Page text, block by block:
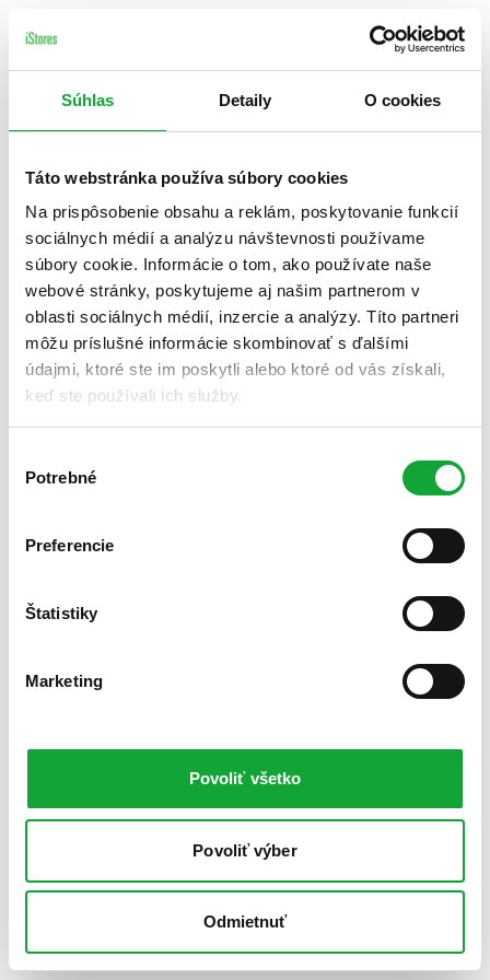
Súhlas Detaily O cookies
Táto webstránka používa súbory cookies
Na prispôsobenie obsahu a reklám, poskytovanie funkcií
sociálnych médií a analýzu návštevnosti používame
súbory cookie. Informácie o tom, ako používate naše
webové stránky, poskytujeme aj našim partnerom v
oblasti sociálnych médií, inzercie a analýzy. Títo partneri
môžu príslušné informácie skombinovať s ďalšími
údajmi, ktoré ste im poskytli alebo ktoré od vás získali,
keď ste používali ich služby.
súhlasu
Potrebné
Preferencie
Štatistiky
Marketing
Povoliť všetko
Povoliť výber
Odmietnuť